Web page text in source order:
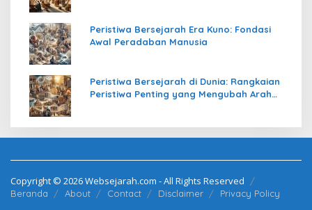
Peristiwa Bersejarah Era Kuno: Fondasi
Awal Peradaban Manusia
Peristiwa Bersejarah di Dunia: Rangkaian
Peristiwa Penting yang Mengubah Arah
Copyright © 2026 Websejarah.com - All Rights Reserved
Beranda About Contact Disclaimer Privacy Policy